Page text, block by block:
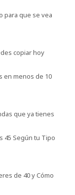
para que se vea
copiar hoy
en menos de 10
que ya tienes
45 Según tu Tipo
de 40 y Cómo